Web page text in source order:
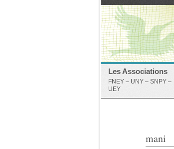
Les Associations
FNEY – UNY – SNPY –
UEY
mani